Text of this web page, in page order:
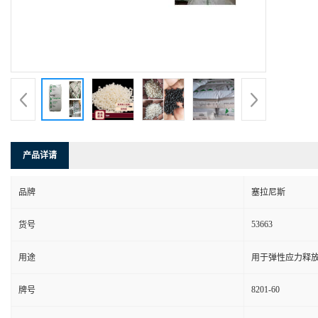
产品详请
品牌 塞拉尼斯
货号 53663
用途 用于弹性应力释
牌号 8201-60